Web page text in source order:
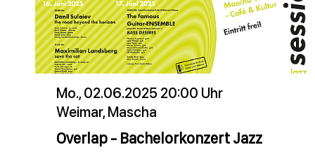
Mo., 02.06.2025 20:00 Uhr
Weimar, Mascha
Overlap - Bachelorkonzert Jazz